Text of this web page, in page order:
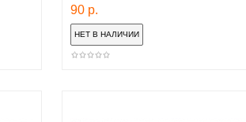
90 р.